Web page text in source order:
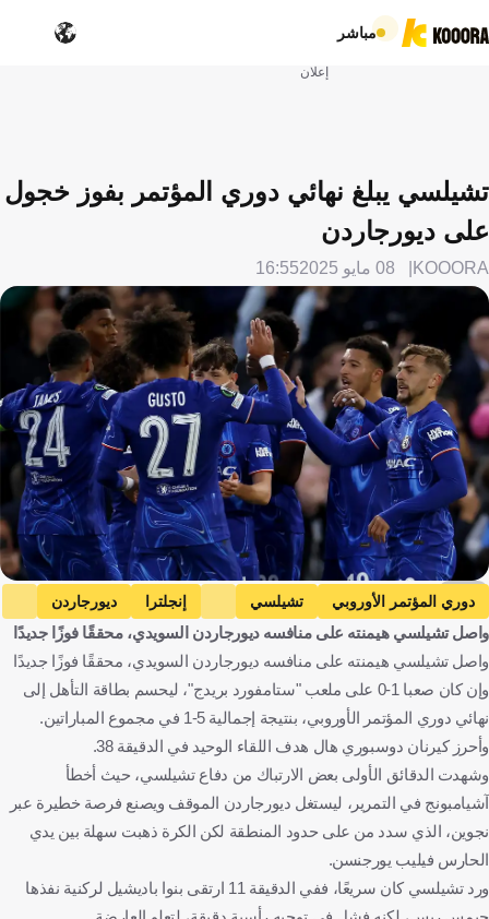
مباشر
إعلان
تشيلسي يبلغ نهائي دوري المؤتمر بفوز خجول
على ديورجاردن
KOOORA 08 مايو 2025 16:55
دوري المؤتمر الأوروبي تشيلسي إنجلترا
ديورجاردن
السويد
كرة قدم
واصل تشيلسي هيمنته على منافسه ديورجاردن السويدي، محققًا فوزًا جديدًا
واصل تشيلسي هيمنته على منافسه ديورجاردن السويدي، محققًا فوزًا جديدًا
وإن كان صعبا 1-0 على ملعب "ستامفورد بريدج"، ليحسم بطاقة التأهل إلى
نهائي دوري المؤتمر الأوروبي، بنتيجة إجمالية 5-1 في مجموع المباراتين.
وأحرز كيرنان دوسبوري هال هدف اللقاء الوحيد في الدقيقة 38.
وشهدت الدقائق الأولى بعض الارتباك من دفاع تشيلسي، حيث أخطأ
آشيامبونج في التمرير، ليستغل ديورجاردن الموقف ويصنع فرصة خطيرة عبر
نجوين، الذي سدد من على حدود المنطقة لكن الكرة ذهبت سهلة بين يدي
الحارس فيليب يورجنسن.
ورد تشيلسي كان سريعًا، ففي الدقيقة 11 ارتقى بنوا باديشيل لركنية نفذها